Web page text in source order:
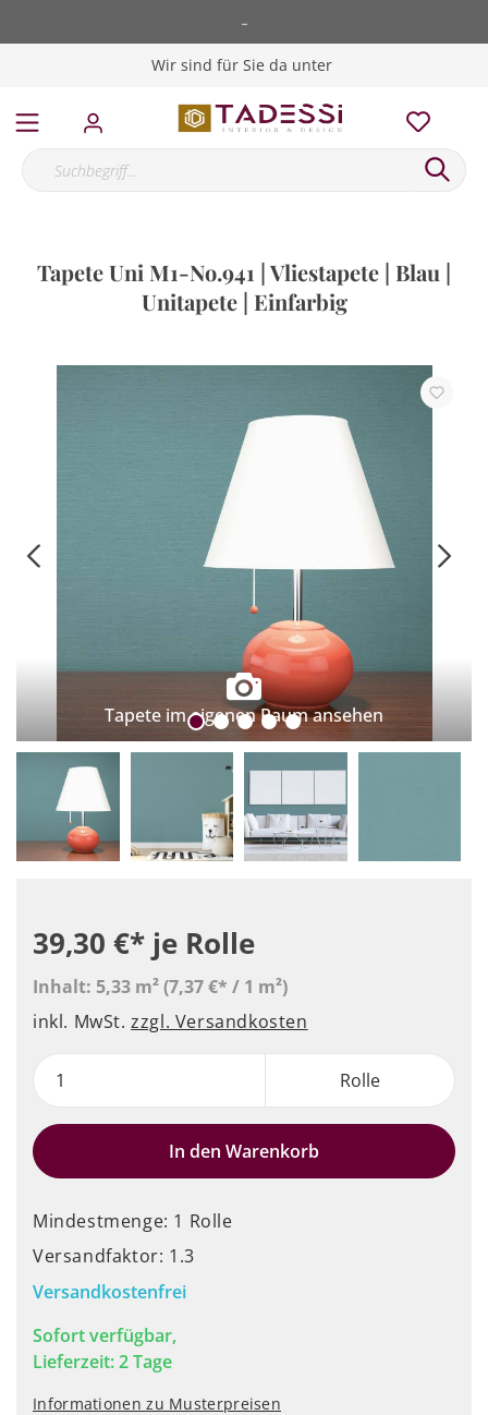
-
Wir sind für Sie da unter
Tapete Uni M1-No.941 | Vliestapete | Blau |
Unitapete | Einfarbig
Tapete im eigenen Raum ansehen
39,30 €* je Rolle
Inhalt: 5,33 m²(7,37 €* / 1 m²)
inkl. MwSt.zzgl. Versandkosten
Rolle
In den Warenkorb
Mindestmenge: 1 Rolle
Versandfaktor: 1.3
Versandkostenfrei
Sofort verfügbar,
Lieferzeit: 2 Tage
Informationen zu Musterpreisen